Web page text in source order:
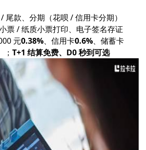
尾款、分期（花呗 / 信用卡分期）
票 / 纸质小票打印、电子签名存证
元0.38%、信用卡0.6%、储蓄卡
； T+1 结算免费、D0 秒到可选